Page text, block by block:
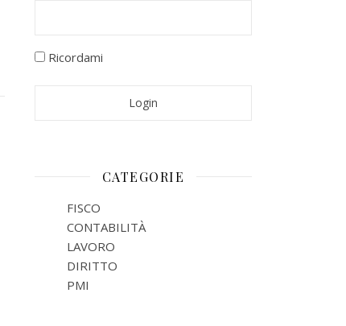
Ricordami
CATEGORIE
FISCO
CONTABILITÀ
LAVORO
DIRITTO
PMI